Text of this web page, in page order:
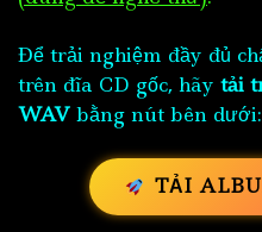
Để trải nghiệm đầy đủ
trên đĩa CD gốc, hãy tải
WAV bằng nút bên dưới:
TẢI